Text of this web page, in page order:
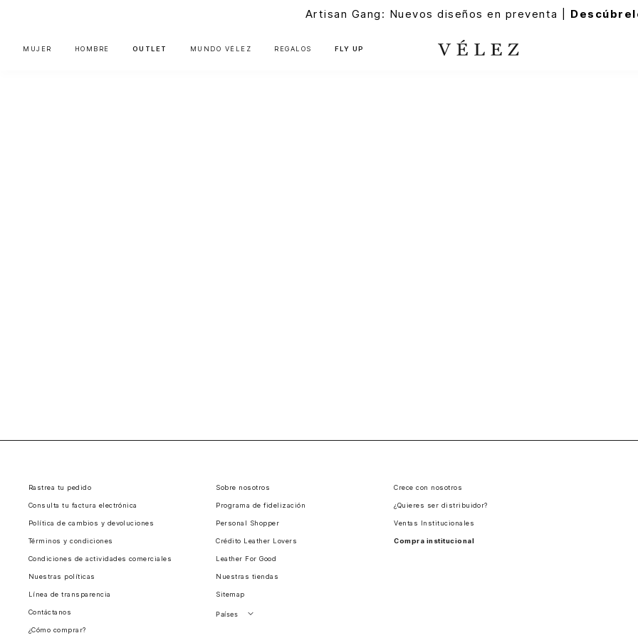
Artisan Gang: Nuevos diseños en preventa |
MUJER HOMBRE OUTLET MUNDO VÉLEZ REGALOS FLY UP
Rastrea tu pedido
Consulta tu factura electrónica
Política de cambios y devoluciones
Términos y condiciones
Condiciones de actividades comerciales
Nuestras políticas
Línea de transparencia
Contáctanos
¿Cómo comprar?
Sobre nosotros
Programa de fidelización
Personal Shopper
Crédito Leather Lovers
Leather For Good
Nuestras tiendas
Sitemap
Países
Crece con nosotros
¿Quieres ser distribuidor?
Ventas Institucionales
Compra institucional